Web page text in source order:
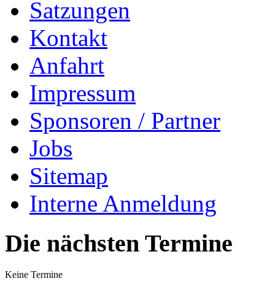
Satzungen
Kontakt
Anfahrt
Impressum
Sponsoren / Partner
Jobs
Sitemap
Interne Anmeldung
Die nächsten Termine
Keine Termine